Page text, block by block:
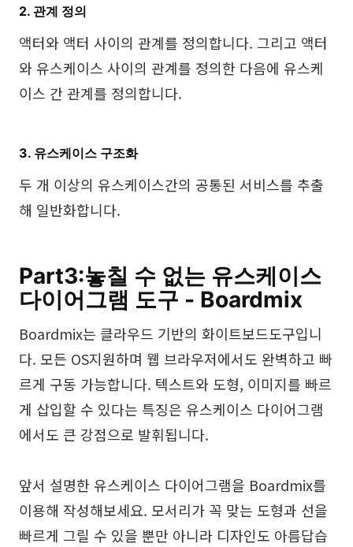
2. 관계 정의
액터와 액터 사이의 관계를 정의합니다. 그리고 액터
와 유스케이스 사이의 관계를 정의한 다음에 유스케
이스 간 관계를 정의합니다.
3. 유스케이스 구조화
두 개 이상의 유스케이스간의 공통된 서비스를 추출
해 일반화합니다.
Part3:놓칠 수 없는 유스케이스
다이어그램 도구 - Boardmix
Boardmix는 클라우드 기반의 화이트보드도구입니
다. 모든 OS지원하며 웹 브라우저에서도 완벽하고 빠
르게 구동 가능합니다. 텍스트와 도형, 이미지를 빠르
게 삽입할 수 있다는 특징은 유스케이스 다이어그램
에서도 큰 강점으로 발휘됩니다.
앞서 설명한 유스케이스 다이어그램을 Boardmix를
이용해 작성해보세요. 모서리가 꼭 맞는 도형과 선을
빠르게 그릴 수 있을 뿐만 아니라 디자인도 아름답습